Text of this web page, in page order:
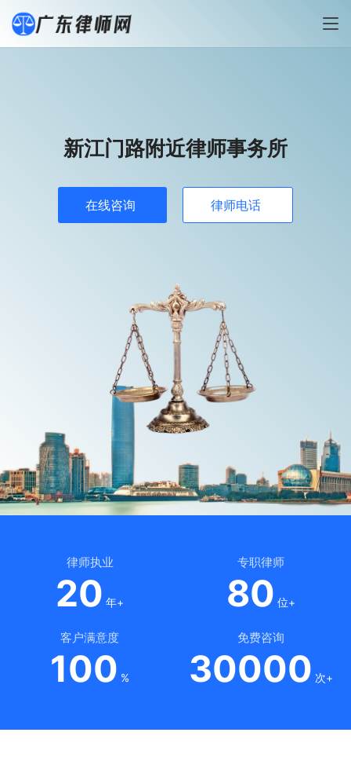
新江门路附近律师事务所
在线咨询 律师电话
律师执业
20 年+
专职律师
80 位+
客户满意度
100 %
免费咨询
30000 次+